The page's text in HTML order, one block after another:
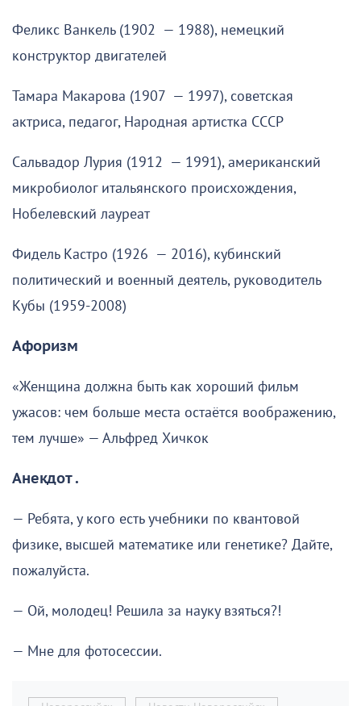
Феликс Ванкель (1902 — 1988), немецкий
конструктор двигателей
Тамара Макарова (1907 — 1997), советская
актриса, педагог, Народная артистка СССР
Сальвадор Лурия (1912 — 1991), американский
микробиолог итальянского происхождения,
Нобелевский лауреат
Фидель Кастро (1926 — 2016), кубинский
политический и военный деятель, руководитель
Кубы (1959-2008)
Афоризм
«Женщина должна быть как хороший фильм
ужасов: чем больше места остаётся воображению,
тем лучше» — Альфред Хичкок
Анекдот .
— Ребята, у кого есть учебники по квантовой
физике, высшей математике или генетике? Дайте,
пожалуйста.
— Ой, молодец! Решила за науку взяться?!
— Мне для фотосессии.